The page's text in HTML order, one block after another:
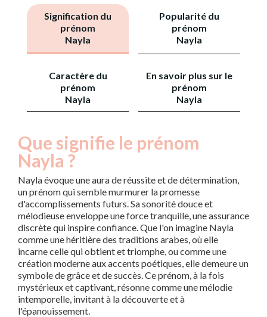
Signification du
prénom
Nayla
Popularité du
prénom
Nayla
Caractère du
prénom
Nayla
En savoir plus sur le
prénom
Nayla
Que signifie le prénom
Nayla ?
Nayla évoque une aura de réussite et de détermination,
un prénom qui semble murmurer la promesse
d'accomplissements futurs. Sa sonorité douce et
mélodieuse enveloppe une force tranquille, une assurance
discrète qui inspire confiance. Que l'on imagine Nayla
comme une héritière des traditions arabes, où elle
incarne celle qui obtient et triomphe, ou comme une
création moderne aux accents poétiques, elle demeure un
symbole de grâce et de succès. Ce prénom, à la fois
mystérieux et captivant, résonne comme une mélodie
intemporelle, invitant à la découverte et à
l'épanouissement.